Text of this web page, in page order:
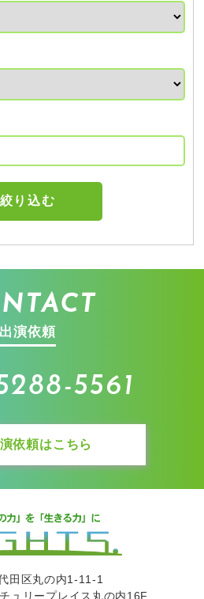
出演依頼
5561
依頼はこちら
田区丸の内1-11-1
ュリープレイス丸の内16F